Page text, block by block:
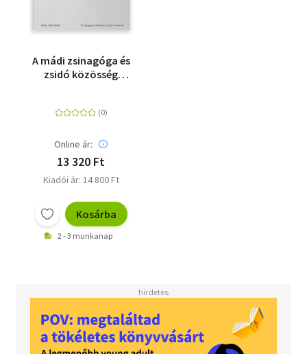
A mádi zsinagóga és
zsidó közösség
Online ár:
13 320 Ft
Kiadói ár: 14 800 Ft
Kosárba
2 - 3 munkanap